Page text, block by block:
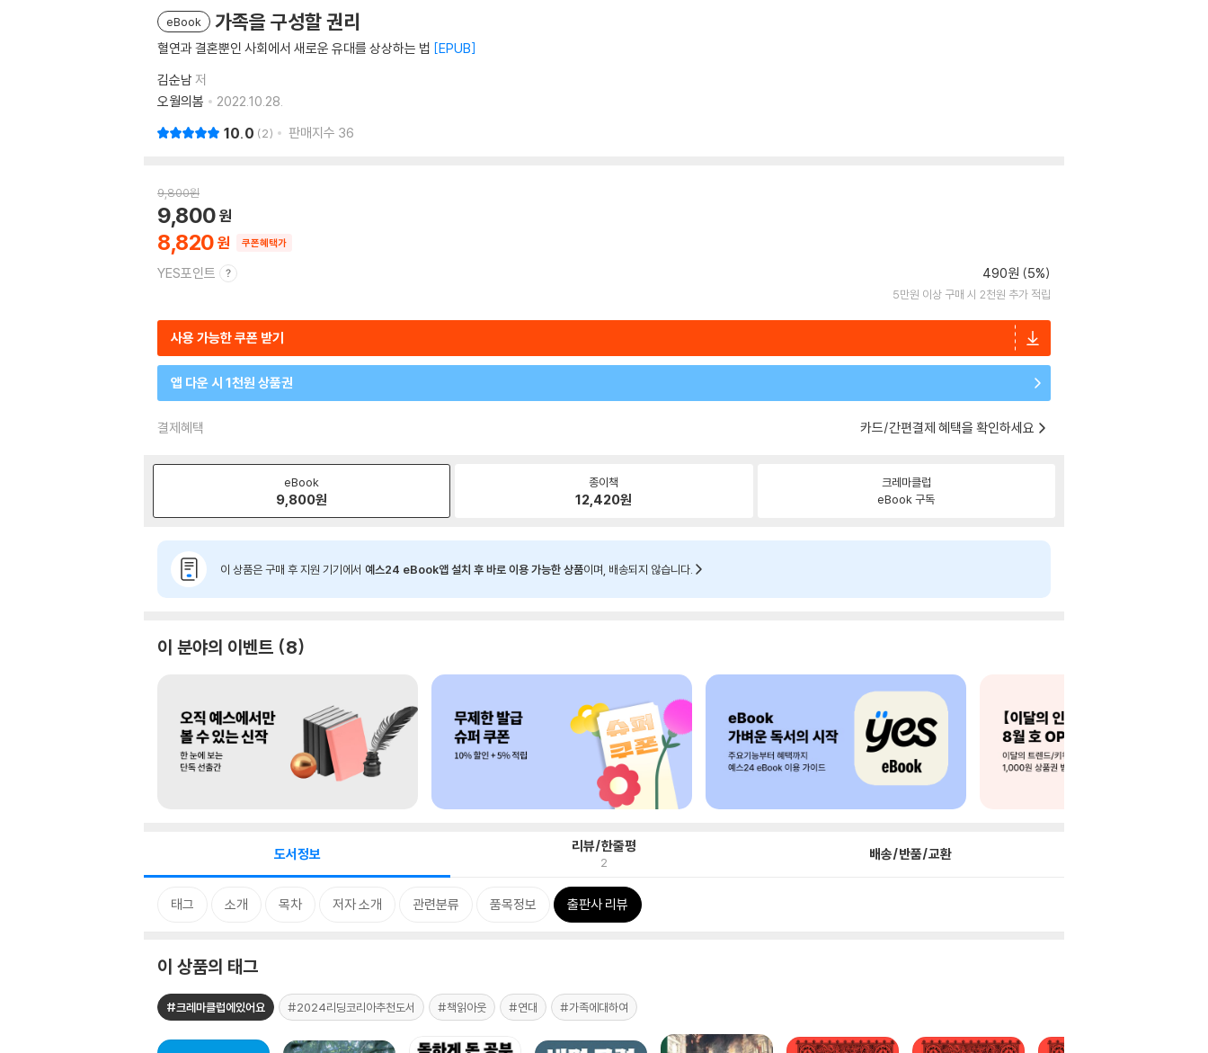
eBook 가족을 구성할 권리
혈연과 결혼뿐인 사회에서 새로운 유대를 상상하는 법 EPUB
김순남저
오월의봄
2022.10.28.
10.0 2 판매지수 36
9,800원
8,820
9,800
쿠폰혜택가
YES포인트 490원 (5%)
5만원 이상 구매 시 2천원 추가 적립
사용 가능한 쿠폰 받기
앱 다운 시 1천원 상품권
결제혜택 카드/간편결제 혜택을 확인하세요
eBook
9,800원
종이책
12,420원
크레마클럽
eBook 구독
이 상품은 구매 후 지원 기기에서 예스24 eBook앱 설치 후 바로 이용 가능한 상품이며, 배송되지 않습니다.
이 분야의 이벤트 8
도서정보 리뷰/한줄평
2 배송/반품/교환
태그 소개 목차 저자 소개 관련분류 품목정보 출판사 리뷰
이 상품의 태그
#크레마클럽에있어요 #2024리딩코리아추천도서 #책읽아웃 #연대 #가족에대하여